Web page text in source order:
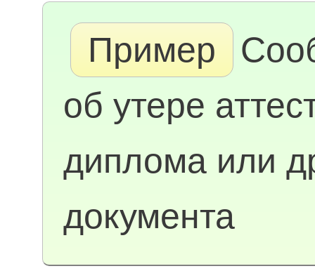
Пример
об утере
диплома или
документа